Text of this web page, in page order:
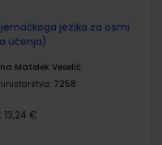
njemačkoga jezika za osmi
učenja)
Matolek Veselić
7258
13,24 €